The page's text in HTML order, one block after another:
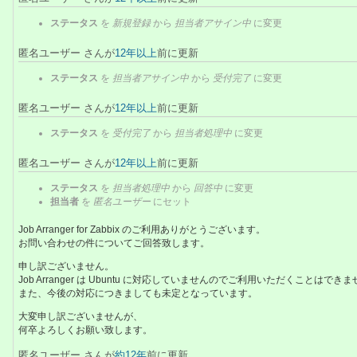
ステータス を 新規登録から 担当者アサイン中 に変更
匿名ユーザー さんが12年以上前に更新
ステータス を 担当者アサイン中 から 受付完了 に変更
匿名ユーザー さんが12年以上前に更新
ステータス を 受付完了 から 担当者処理中 に変更
匿名ユーザー さんが12年以上前に更新
ステータス を 担当者処理中 から 回答中 に変更
担当者 を 匿名ユーザー にセット
Job Arranger for Zabbix のご利用ありがとうございます。
お問い合わせの件についてご回答致します。
申し訳ございません。
Job Arranger は Ubuntu に対応していませんのでご利用いただくことはできま
また、今後の対応につきましても未定となっています。
大変申し訳ございませんが、
何卒よろしくお願い致します。